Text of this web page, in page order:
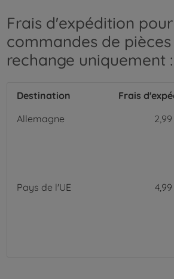
Frais d'expédition
commandes de
rechange uniquement :
Destination
Frais
Allemagne
Pays de l'UE